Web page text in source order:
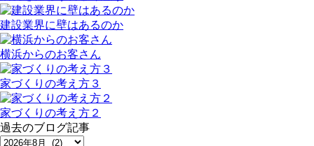
建設業界に壁はあるのか
横浜からのお客さん
家づくりの考え方３
家づくりの考え方２
過去のブログ記事